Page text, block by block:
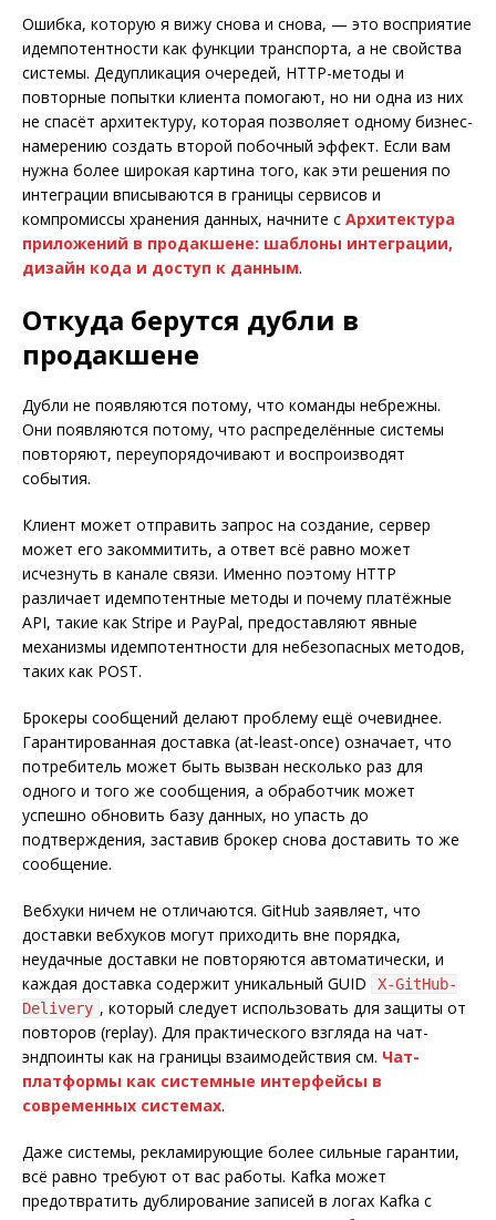
Ошибка, которую я вижу снова и снова, — это восприятие
идемпотентности как функции транспорта, а не свойства
системы. Дедупликация очередей, HTTP-методы и
повторные попытки клиента помогают, но ни одна из них
не спасёт архитектуру, которая позволяет одному бизнес-
намерению создать второй побочный эффект. Если вам
нужна более широкая картина того, как эти решения по
интеграции вписываются в границы сервисов и
компромиссы хранения данных, начните с Архитектура
приложений в продакшене: шаблоны интеграции,
дизайн кода и доступ к данным.
Откуда берутся дубли в
продакшене
Дубли не появляются потому, что команды небрежны.
Они появляются потому, что распределённые системы
повторяют, переупорядочивают и воспроизводят
события.
Клиент может отправить запрос на создание, сервер
может его закоммитить, а ответ всё равно может
исчезнуть в канале связи. Именно поэтому HTTP
различает идемпотентные методы и почему платёжные
API, такие как Stripe и PayPal, предоставляют явные
механизмы идемпотентности для небезопасных методов,
таких как POST.
Брокеры сообщений делают проблему ещё очевиднее.
Гарантированная доставка (at-least-once) означает, что
потребитель может быть вызван несколько раз для
одного и того же сообщения, а обработчик может
успешно обновить базу данных, но упасть до
подтверждения, заставив брокер снова доставить то же
сообщение.
Вебхуки ничем не отличаются. GitHub заявляет, что
доставки вебхуков могут приходить вне порядка,
неудачные доставки не повторяются автоматически, и
каждая доставка содержит уникальный GUID
X-GitHub-
Delivery , который следует использовать для защиты от
повторов (replay). Для практического взгляда на чат-
эндпоинты как на границы взаимодействия см. Чат-
платформы как системные интерфейсы в
современных системах.
Даже системы, рекламирующие более сильные гарантии,
всё равно требуют от вас работы. Kafka может
предотвратить дублирование записей в логах Kafka с